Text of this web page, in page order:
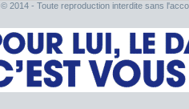
© 2014 - Toute reproduction interdite sans